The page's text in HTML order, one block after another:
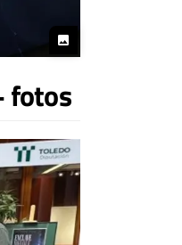
photo
fotos